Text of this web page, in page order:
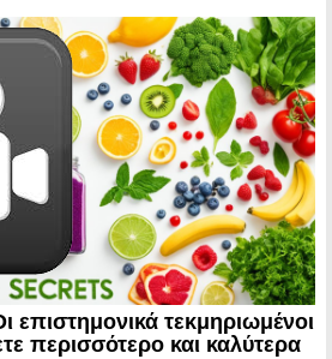
επιστημονικά τεκμηριωμένοι
περισσότερο και καλύτερα